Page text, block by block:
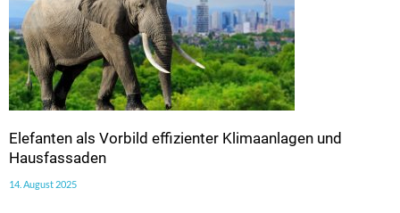
Elefanten als Vorbild effizienter Klimaanlagen und
Hausfassaden
14. August 2025